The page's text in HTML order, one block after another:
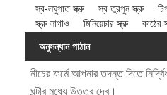
স্ব-লঘুপাত স্ক্রু
স্ব তুরপুন স্ক্রু
স্ক্রু লাগাও
মিনিয়েচার স্ক্রু
কাঠের
অনুসন্ধান পাঠান
নীচের ফর্মে আপনার তদন্ত দিতে
ঘন্টার মধ্যে উত্তর দেব।